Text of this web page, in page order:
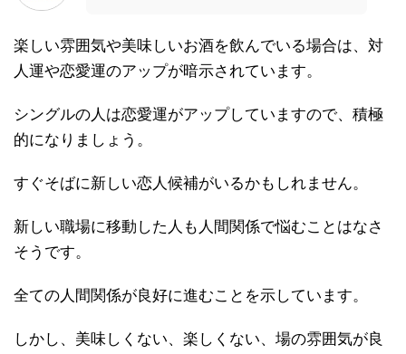
楽しい雰囲気や美味しいお酒を飲んでいる場合は、対
人運や恋愛運のアップが暗示されています。
シングルの人は恋愛運がアップしていますので、積極
的になりましょう。
すぐそばに新しい恋人候補がいるかもしれません。
新しい職場に移動した人も人間関係で悩むことはなさ
そうです。
全ての人間関係が良好に進むことを示しています。
しかし、美味しくない、楽しくない、場の雰囲気が良